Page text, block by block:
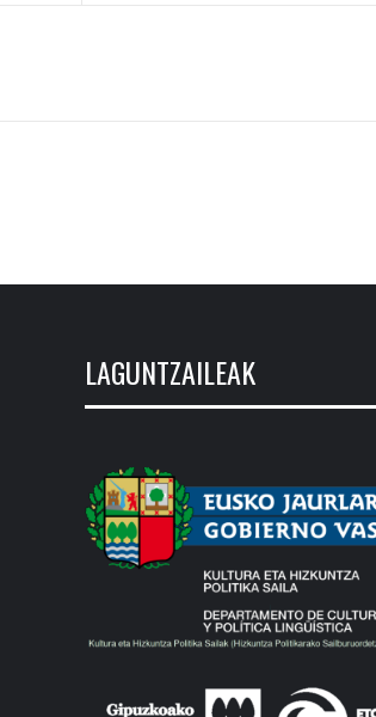
LAGUNTZAILEAK